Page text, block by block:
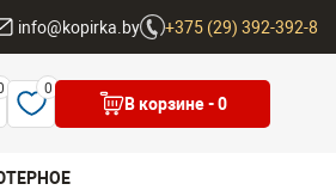
info@kopirka.by +375 (29) 392-392-8
0
В корзине- 0